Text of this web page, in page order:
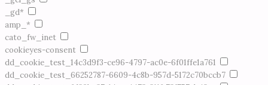
_gd*
amp_*
cato_fw_inet
cookieyes-consent
dd_cookie_test_14c3d9f3-ce96-4797-ac0e-6f01ffe1a761
dd_cookie_test_66252787-6609-4c8b-957d-5172c70bccb7